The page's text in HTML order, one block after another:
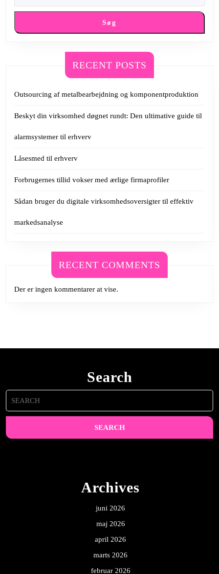
Søg
RECENT POSTS
Outsourcing af metalbearbejdning og komponentproduktion
Beskyt din virksomhed døgnet rundt: Den ultimative guide til
alarmsystemer til erhverv
Låsesmed til erhverv
Forbrugernes tillid vokser med ærlige firmaprofiler
Sådan bruger du digitale virksomhedsoversigter til effektiv
markedsanalyse
RECENT COMMENTS
Der er ingen kommentarer at vise.
Search
Search
for:
Archives
juni 2026
maj 2026
april 2026
marts 2026
februar 2026